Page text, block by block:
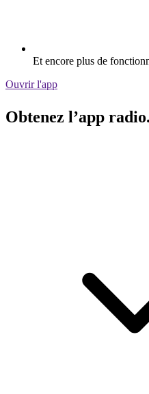
Et encore plus de
Ouvrir l'app
Obtenez l’app